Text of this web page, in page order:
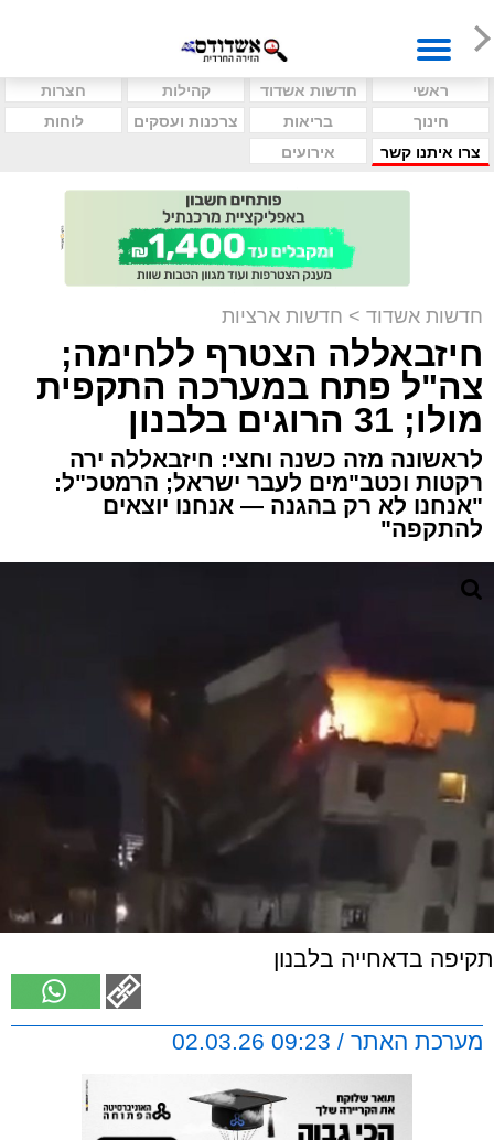
ראשי חדשות אשדוד קהילות
חצרות
חינוך
בריאות צרכנות ועסקים
לוחות
צרו איתנו קשר
אירועים
חדשות אשדוד > חדשות ארציות
חיזבאללה הצטרף ללחימה;
צה"ל פתח במערכה התקפית
מולו; 31 הרוגים בלבנון
לראשונה מזה כשנה וחצי: חיזבאללה ירה
רקטות וכטב"מים לעבר ישראל; הרמטכ"ל:
"אנחנו לא רק בהגנה — אנחנו יוצאים
להתקפה"
תקיפה בדאחייה בלבנון
מערכת האתר / 09:23 02.03.26